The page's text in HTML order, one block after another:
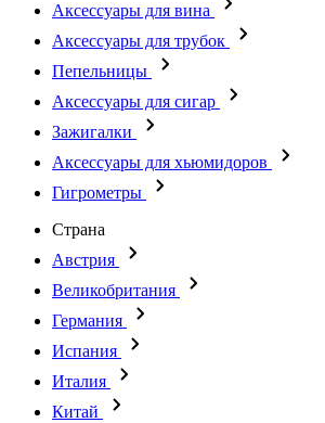
Аксессуары для вина
Аксессуары для трубок
Пепельницы
Аксессуары для сигар
Зажигалки
Аксессуары для хьюмидоров
Гигрометры
Страна
Австрия
Великобритания
Германия
Испания
Италия
Китай